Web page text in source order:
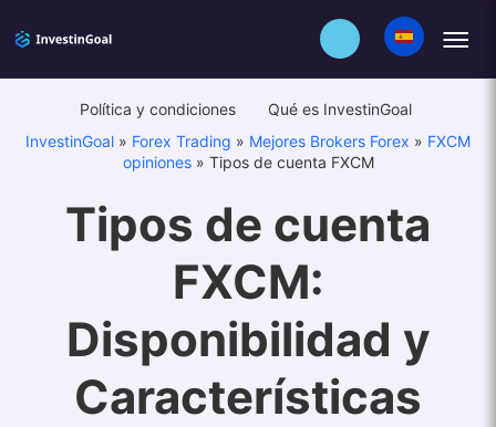
Política y condiciones
Qué es InvestinGoal
InvestinGoal » Forex Trading » Mejores Brokers Forex » FXCM
opiniones» Tipos de cuenta FXCM
Tipos de cuenta
FXCM:
Disponibilidad y
Características